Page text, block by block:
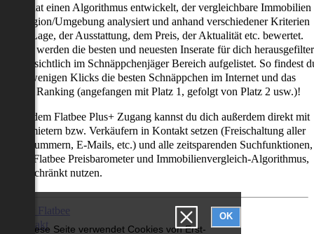
Diese Seite verwendet Cookies von Erst-
OK
hat einen Algorithmus entwickelt, der vergleichbare Immobilien
Region/Umgebung analysiert und anhand verschiedener Kriterien
der Lage, der Ausstattung, dem Preis, der Aktualität etc. bewertet.
werden die besten und neuesten Inserate für dich
übersichtlich im Schnäppchenjäger Bereich aufgelistet. So findest
nur wenigen Klicks die besten Schnäppchen im Internet und das
als Ranking (angefangen mit Platz 1, gefolgt von Platz 2 usw.)!
mit dem Flatbee Plus+ Zugang kannst du dich außerdem direkt mit
Vermietern bzw. Verkäufern in Kontakt setzen (Freischaltung aller
E-Mails, etc.) und alle zeitsparenden Suchfunktionen,
den Flatbee Preisbarometer und Immobilienvergleich-Algorithmus,
nutzen.
Über Flatbee
Kontakt